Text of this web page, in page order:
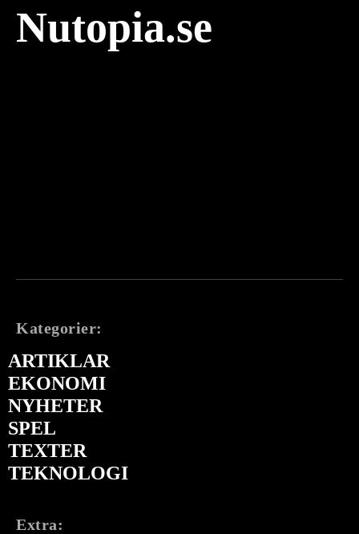
Nutopia.se
Kategorier:
ARTIKLAR
EKONOMI
NYHETER
SPEL
TEXTER
TEKNOLOGI
Extra: